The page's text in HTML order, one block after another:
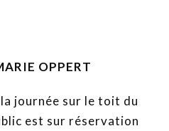
OPPERT
journée sur le toit du
est sur réservation